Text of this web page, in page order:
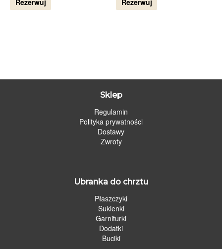
Rezerwuj Rezerwuj
Sklep
Regulamin
Polityka prywatności
Dostawy
Zwroty
Ubranka do chrztu
Płaszczyki
Sukienki
Garniturki
Dodatki
Buciki